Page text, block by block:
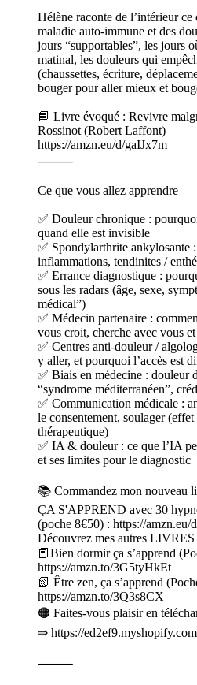
Hélène raconte de l’intérieur
maladie auto-immune et des
jours “supportables”, les jours
matinal, les douleurs qui
(chaussettes, écriture,
bouger pour aller mieux et
📘 Livre évoqué : Revivre
Rossinot (Robert Laffont)
https://amzn.eu/d/gaIJx7m
⸻
Ce que vous allez apprendre
✅ Douleur chronique :
quand elle est invisible
✅ Spondylarthrite ankylosante
inflammations, tendinites /
✅ Errance diagnostique :
sous les radars (âge, sexe,
médical”)
✅ Médecin partenaire :
vous croit, cherche avec vous
✅ Centres anti-douleur /
y aller, et pourquoi l’accès est
✅ Biais en médecine : douleur
“syndrome méditerranéen”,
✅ Communication médicale :
le consentement, soulager
thérapeutique)
✅ IA & douleur : ce que l’IA
et ses limites pour le diagnostic
📚 Commandez mon
ÇA S'APPREND avec 30
(poche 8€50) : https://
Découvrez mes autres LIVRES
📕Bien dormir ça s’apprend
https://amzn.to/3G5tyHkEt
📗 Être zen, ça s’apprend
https://amzn.to/3Q3s8CX
🟠 Faites-vous plaisir en
⇒ https://
⸻